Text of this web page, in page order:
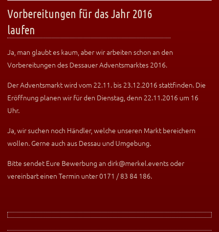
Vorbereitungen für das Jahr 2016
laufen
Ja, man glaubt es kaum, aber wir arbeiten schon an den
Vorbereitungen des Dessauer Adventsmarktes 2016.
Der Adventsmarkt wird vom 22.11. bis 23.12.2016 stattfinden. Die
Eröffnung planen wir für den Dienstag, denn 22.11.2016 um 16
Uhr.
Ja, wir suchen noch Händler, welche unseren Markt bereichern
wollen. Gerne auch aus Dessau und Umgebung.
Bitte sendet Eure Bewerbung an dirk@merkel.events oder
vereinbart einen Termin unter 0171 / 83 84 186.